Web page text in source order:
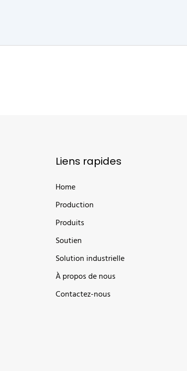
Liens rapides
Home
Production
Produits
Soutien
Solution industrielle
À propos de nous
Contactez-nous